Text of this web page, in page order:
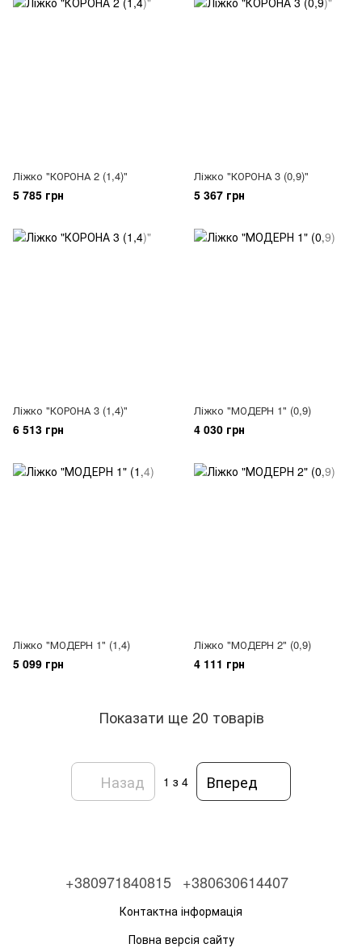
Ліжко "КОРОНА 2 (1,4)"
5 785 грн
Ліжко "КОРОНА 3 (0,9)"
5 367 грн
Ліжко "КОРОНА 3 (1,4)"
6 513 грн
Ліжко "МОДЕРН 1" (0,9)
4 030 грн
Ліжко "МОДЕРН 1" (1,4)
5 099 грн
Ліжко "МОДЕРН 2" (0,9)
4 111 грн
Показати ще 20 товарів
Назад 1 з 4 Вперед
+380971840815 +380630614407
Контактна інформація
Повна версія сайту